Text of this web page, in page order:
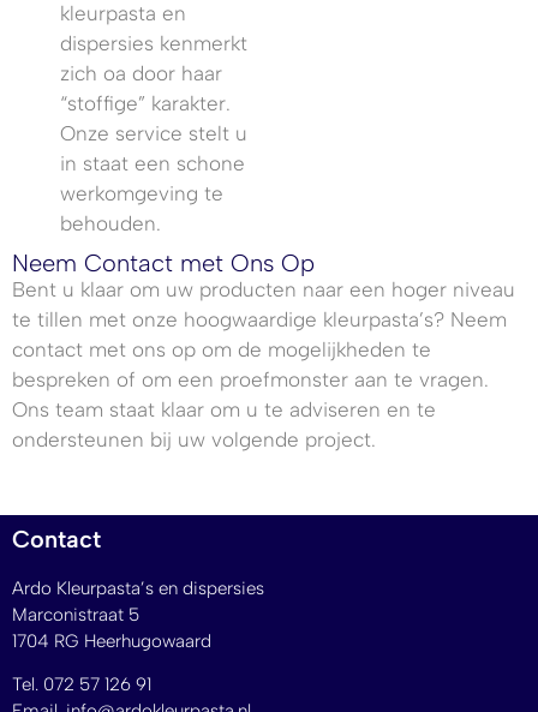
kleurpasta en
dispersies kenmerkt
zich oa door haar
“stoffige” karakter.
Onze service stelt u
in staat een schone
werkomgeving te
behouden.
Neem Contact met Ons Op
Bent u klaar om uw producten naar een hoger niveau
te tillen met onze hoogwaardige kleurpasta’s? Neem
contact met ons op om de mogelijkheden te
bespreken of om een proefmonster aan te vragen.
Ons team staat klaar om u te adviseren en te
ondersteunen bij uw volgende project.
Contact
Ardo Kleurpasta’s en dispersies
Marconistraat 5
1704 RG Heerhugowaard
Tel. 072 57 126 91